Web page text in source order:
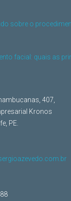
sobre o
facial: quais as
407,
Kronos
PE.